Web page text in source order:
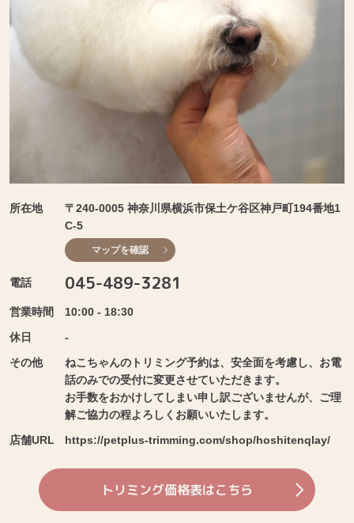
所在地
〒240-0005 神奈川県横浜市保土ケ谷区神戸町194番地1
C-5
マップを確認
電話 045-489-3281
営業時間
10:00 - 18:30
休日
-
その他
ねこちゃんのトリミング予約は、安全面を考慮し、お電
話のみでの受付に変更させていただきます。
お手数をおかけしてしまい申し訳ございませんが、ご理
解ご協力の程よろしくお願いいたします。
店舗URL
https://petplus-trimming.com/shop/hoshitenqlay/
トリミング価格表はこちら